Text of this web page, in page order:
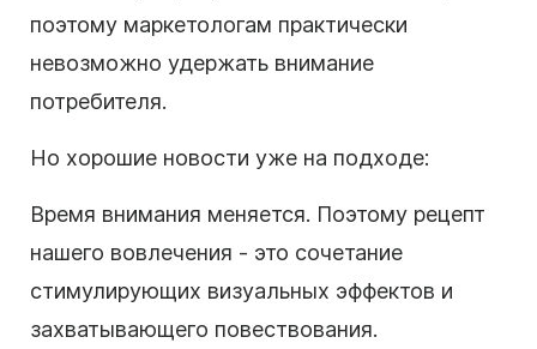
поэтому маркетологам практически
невозможно удержать внимание
потребителя.
Но хорошие новости уже на подходе:
Время внимания меняется. Поэтому рецепт
нашего вовлечения - это сочетание
стимулирующих визуальных эффектов и
захватывающего повествования.